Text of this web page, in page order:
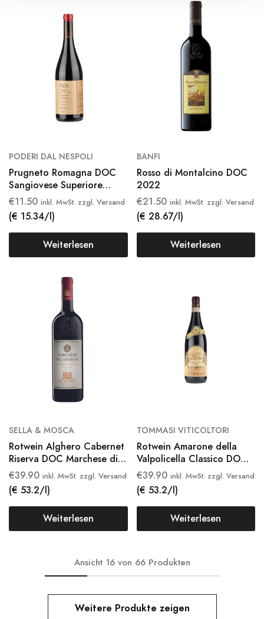
PODERI DAL NESPOLI
Prugneto Romagna DOC
Sangiovese Superiore
2021
€11.50 inkl. MwSt. zzgl. Versand
(€ 15.34/l)
Weiterlesen
BANFI
Rosso di Montalcino DOC
2022
€21.50 inkl. MwSt. zzgl. Versand
(€ 28.67/l)
Weiterlesen
SELLA & MOSCA
Rotwein Alghero Cabernet
Riserva DOC Marchese di
Villamarina 2019
€39.90 inkl. MwSt. zzgl. Versand
(€ 53.2/l)
Weiterlesen
TOMMASI VITICOLTORI
Rotwein Amarone della
Valpolicella Classico DOCG
2019
€39.90 inkl. MwSt. zzgl. Versand
(€ 53.2/l)
Weiterlesen
Ansicht16 von 66 Produkten
Weitere Produkte zeigen